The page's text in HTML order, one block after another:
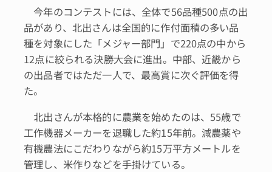
今年のコンテストには、全体で56品種500点の出
品があり、北出さんは全国的に作付面積の多い品
種を対象にした「メジャー部門」で220点の中から
12点に絞られる決勝大会に進出。中部、近畿から
の出品者ではただ一人で、最高賞に次ぐ評価を得
た。
北出さんが本格的に農業を始めたのは、55歳で
工作機器メーカーを退職した約15年前。減農薬や
有機農法にこだわりながら約15万平方メートルを
管理し、米作りなどを手掛けている。